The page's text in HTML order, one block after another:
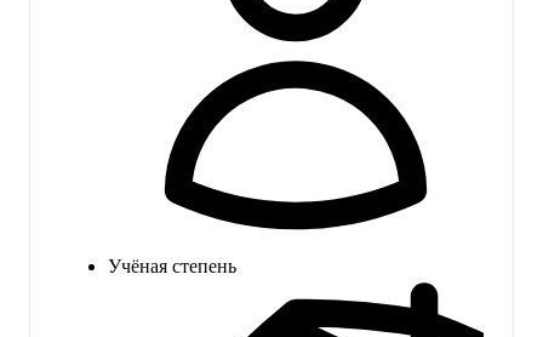
Учёная степень